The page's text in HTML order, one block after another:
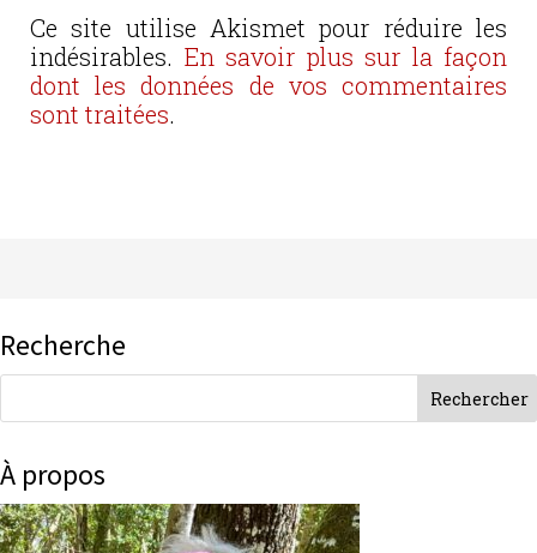
Ce site utilise Akismet pour réduire les
indésirables. En savoir plus sur la façon
dont les données de vos commentaires
sont traitées.
Recherche
À propos